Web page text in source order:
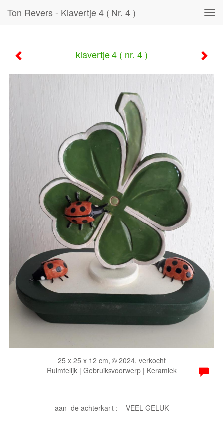
Ton Revers - Klavertje 4 ( Nr. 4 )
klavertje 4 ( nr. 4 )
25 x 25 x 12 cm, © 2024, verkocht
Ruimtelijk | Gebruiksvoorwerp | Keramiek
aan de achterkant : VEEL GELUK